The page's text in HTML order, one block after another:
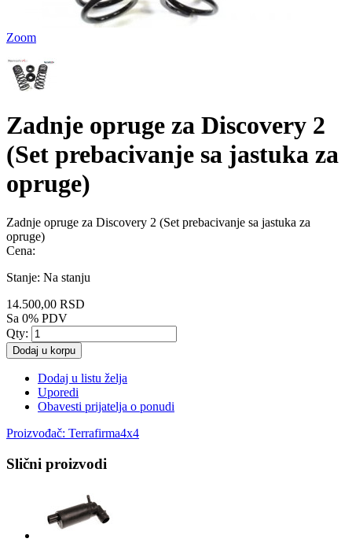
Zoom
Zadnje opruge za Discovery 2
(Set prebacivanje sa jastuka za
opruge)
Zadnje opruge za Discovery 2 (Set prebacivanje sa jastuka za
opruge)
Cena:
Stanje: Na stanju
14.500,00 RSD
Sa 0% PDV
Qty:
Dodaj u korpu
Dodaj u listu želja
Uporedi
Obavesti prijatelja o ponudi
Proizvođač: Terrafirma4x4
Slični proizvodi